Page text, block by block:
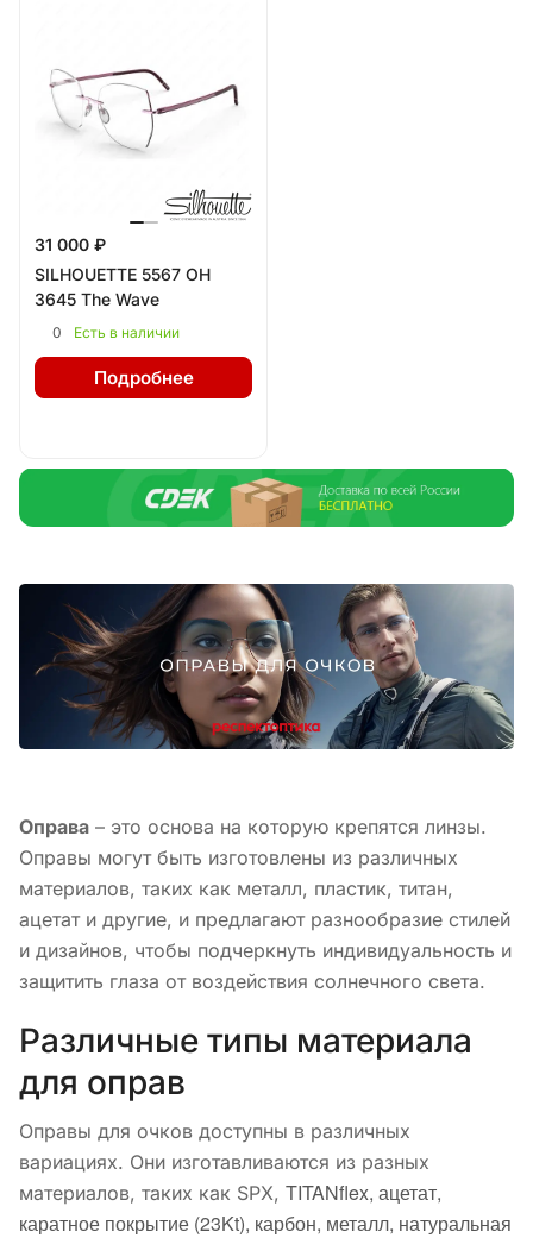
31 000 ₽
SILHOUETTE 5567 OH
3645 The Wave
0 Есть в наличии
Подробнее
Оправа – это основа на которую крепятся линзы.
Оправы могут быть изготовлены из различных
материалов, таких как металл, пластик, титан,
ацетат и другие, и предлагают разнообразие стилей
и дизайнов, чтобы подчеркнуть индивидуальность и
защитить глаза от воздействия солнечного света.
Различные типы материала
для оправ
Оправы для очков доступны в различных
вариациях. Они изготавливаются из разных
материалов, таких как SPX, TITANflex, ацетат,
каратное покрытие (23Kt), карбон, металл, натуральная